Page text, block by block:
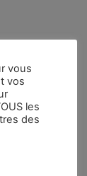
vous
vos
les
des